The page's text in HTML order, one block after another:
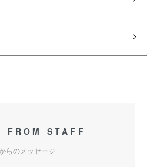
FROM STAFF
らのメッセージ